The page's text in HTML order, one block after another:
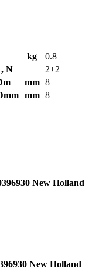
kg
0.8
N
2+2
mm 8
mm 8
New Holland
New Holland